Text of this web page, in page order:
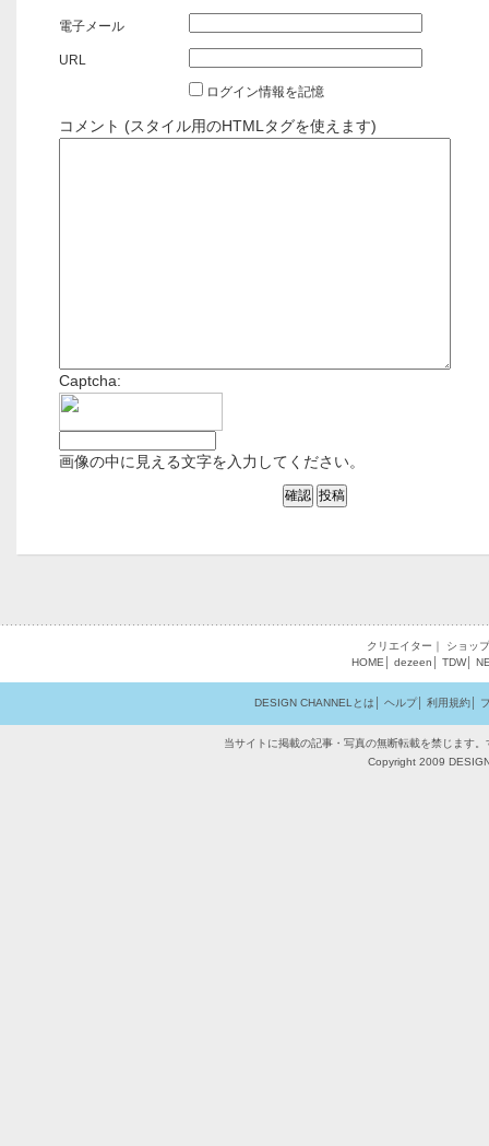
電子メール
URL
ログイン情報を記憶
コメント (スタイル用のHTMLタグを使えます)
Captcha:
画像の中に見える文字を入力してください。
クリエイター
ショップ
HOME
dezeen TDW│
DESIGN CHANNELとは ヘルプ│ 利用規約│
当サイトに掲載の記事・写真の無断転載を禁じます
Copyright 2009